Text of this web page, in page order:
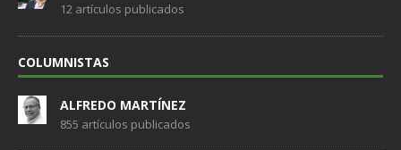
12 artículos publicados
COLUMNISTAS
ALFREDO MARTÍNEZ
855 artículos publicados